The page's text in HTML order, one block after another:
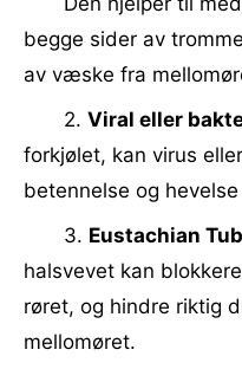
begge sider av
av væske fra
2. Viral eller
forkjølet, kan virus
betennelse og
3. Eustachian
halsvevet kan
røret, og hindre riktig
mellomøret.